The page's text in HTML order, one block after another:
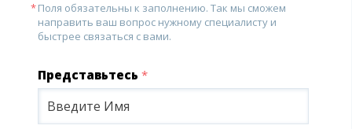
Поля обязательны к заполнению. Так мы сможем
направить ваш вопрос нужному специалисту и
быстрее связаться с вами.
Представьтесь *